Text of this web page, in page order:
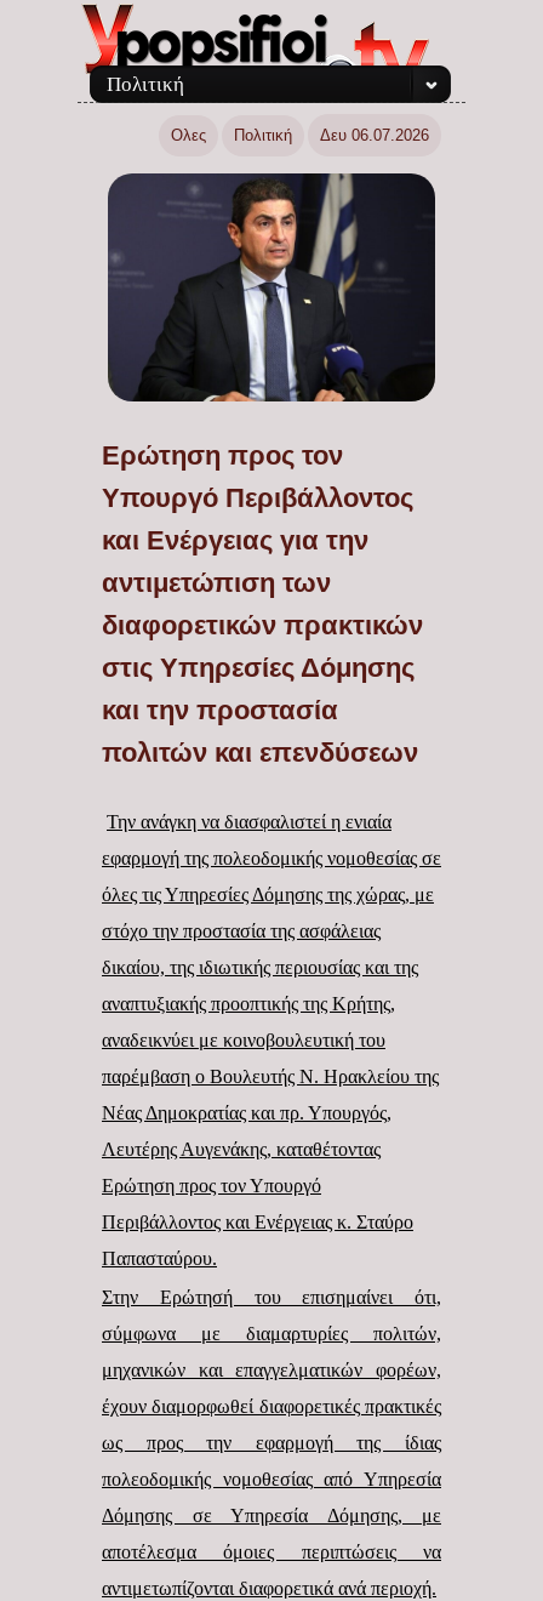
Πολιτική
Ολες Πολιτική Δευ 06.07.2026
Ερώτηση προς τον
Υπουργό Περιβάλλοντος
και Ενέργειας για την
αντιμετώπιση των
διαφορετικών πρακτικών
στις Υπηρεσίες Δόμησης
και την προστασία
πολιτών και επενδύσεων
Την ανάγκη να διασφαλιστεί η ενιαία
εφαρμογή της πολεοδομικής νομοθεσίας σε
όλες τις Υπηρεσίες Δόμησης της χώρας, με
στόχο την προστασία της ασφάλειας
δικαίου, της ιδιωτικής περιουσίας και της
αναπτυξιακής προοπτικής της Κρήτης,
αναδεικνύει με κοινοβουλευτική του
παρέμβαση ο Βουλευτής Ν. Ηρακλείου της
Νέας Δημοκρατίας και πρ. Υπουργός,
Λευτέρης Αυγενάκης, καταθέτοντας
Ερώτηση προς τον Υπουργό
Περιβάλλοντος και Ενέργειας κ. Σταύρο
Παπασταύρου.
Στην Ερώτησή του επισημαίνει ότι,
σύμφωνα με διαμαρτυρίες πολιτών,
μηχανικών και επαγγελματικών φορέων,
έχουν διαμορφωθεί διαφορετικές πρακτικές
ως προς την εφαρμογή της ίδιας
πολεοδομικής νομοθεσίας από Υπηρεσία
Δόμησης σε Υπηρεσία Δόμησης, με
αποτέλεσμα όμοιες περιπτώσεις να
αντιμετωπίζονται διαφορετικά ανά περιοχή.